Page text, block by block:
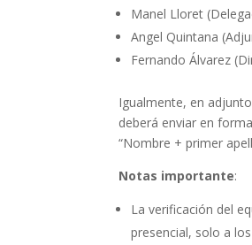
Manel Lloret
Angel Quintana
Fernando Álvarez
Igualmente, en
deberá enviar en
“Nombre + primer
Notas importante:
La verificación del
presencial, solo a